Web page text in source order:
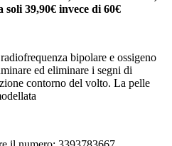
soli 39,90€ invece di 60€
bipolare e ossigeno
ed eliminare i segni di
contorno del volto. La pelle